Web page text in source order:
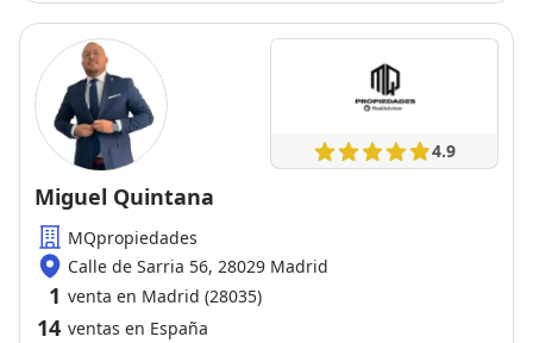
resolviendo dudas, facilitando las gestiones y
asegurándose de que todo fuera claro y
transparente. Su implicación hizo que la compra
fuera mucho más sencilla y llevadera de lo que
esperábamos. Sin duda, recomendaría a Cristina a
cualquier persona que esté buscando vivienda. Su
compromiso, atención y trato humano marcan la
diferencia.
4.9
Miguel Quintana
MQpropiedades
Calle de Sarria 56, 28029 Madrid
1 venta en Madrid (28035)
14 ventas en España